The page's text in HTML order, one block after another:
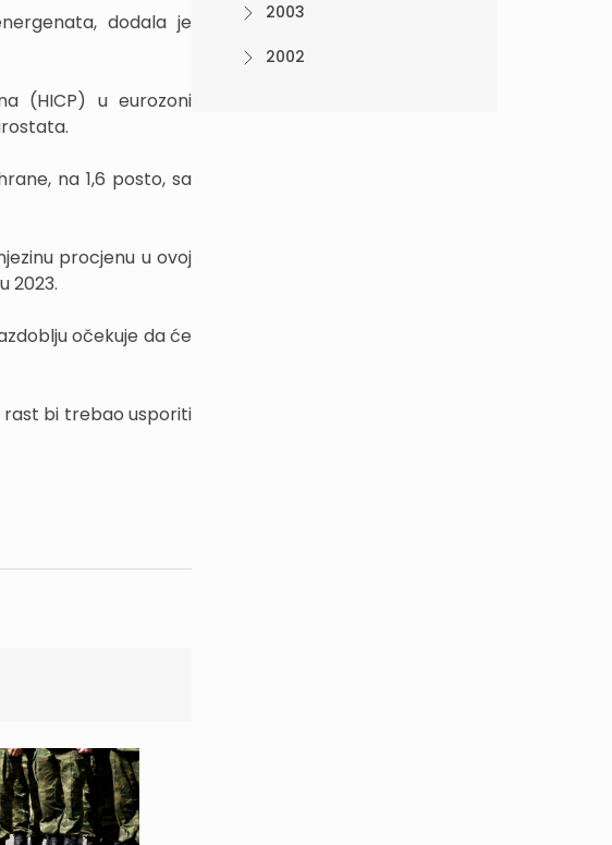
dodala je
(HICP) u eurozoni
na 1,6 posto, sa
procjenu u ovoj
2023.
očekuje da će
rast bi trebao usporiti
2003
2002